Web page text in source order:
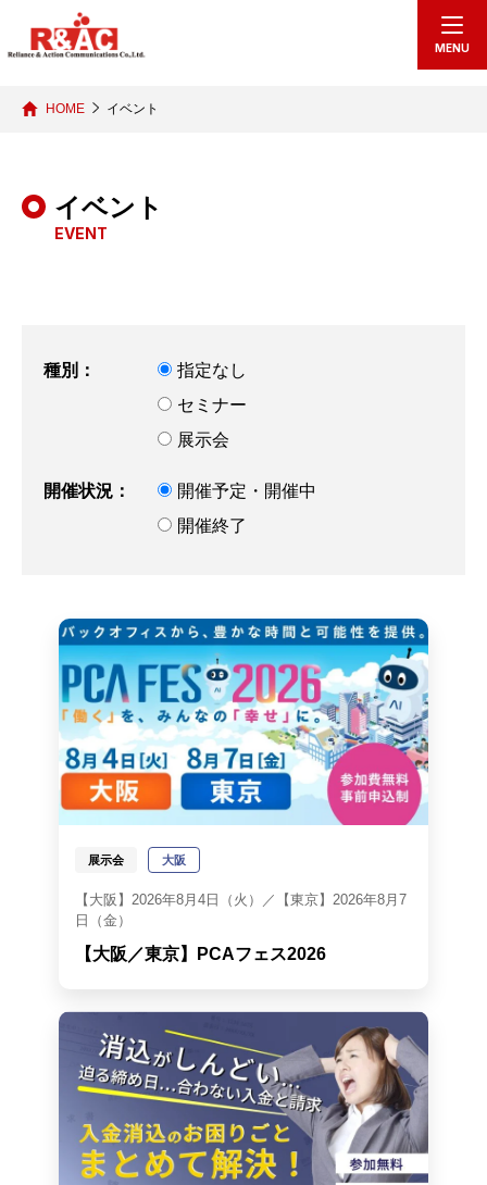
MENU
イベント
EVENT
HOME イベント
種別：
指定なし
セミナー
展示会
開催状況：
開催予定・開催中
開催終了
展示会 大阪
【大阪】2026年8月4日（火）／【東京】2026年8月7
日（金）
【大阪／東京】PCAフェス2026